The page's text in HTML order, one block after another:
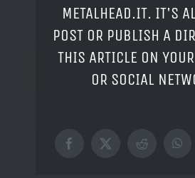
METALHEAD.IT. IT'S
POST OR PUBLISH A
THIS ARTICLE ON
OR SOCIAL
Facebook
X Reddit